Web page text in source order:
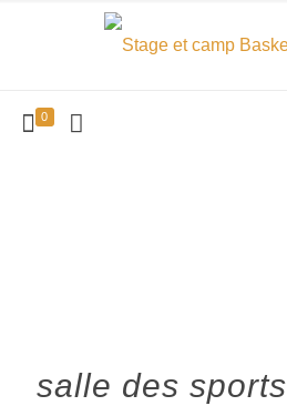
0
salle des sports